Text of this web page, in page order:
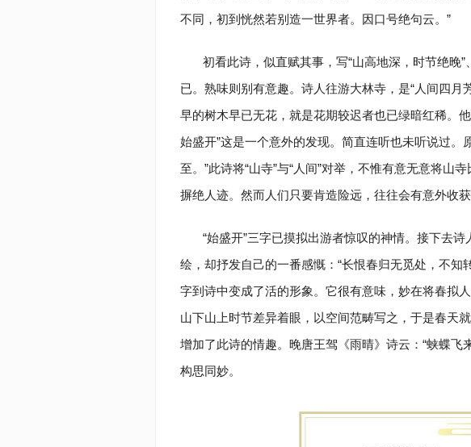
不同，初到恍然若别造一世界者。因口号绝句云。”
初看此诗，似直赋其事，写“山高地深，时节绝晚”
已。熟味则别有意趣。诗人往游大林寺，是“人间四月
早的树木早已无花，就是花期较迟者也已绿暗红稀。
始盛开”这是一个意外的发现。简直连听也未听说过。
至。”此诗将“山寺”与“人间”对举，不惟有意无意将山
摒绝人迹。然而人们只要肯造险远，往往会有意外收
“始盛开”三字已摸拟出游者惊叹的神情。接下去
绘，却抒发自己的一番感慨：“长恨春归无觅处，不知
字到诗中变成了活的形象。它很有意味，妙在将春拟
山下山上时节差异着眼，以空间范畴写之，于是春天
增加了此诗的情趣。晚唐王驾《雨晴》诗云：“蛱蝶飞
构思同妙。